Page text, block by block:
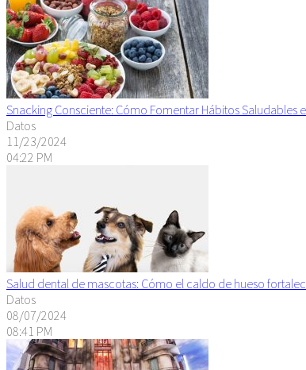
Snacking Consciente: Cómo Fomentar Hábitos Saludables
Datos
11/23/2024
04:22 PM
Salud dental de mascotas: Cómo el caldo de hueso
Datos
08/07/2024
08:41 PM